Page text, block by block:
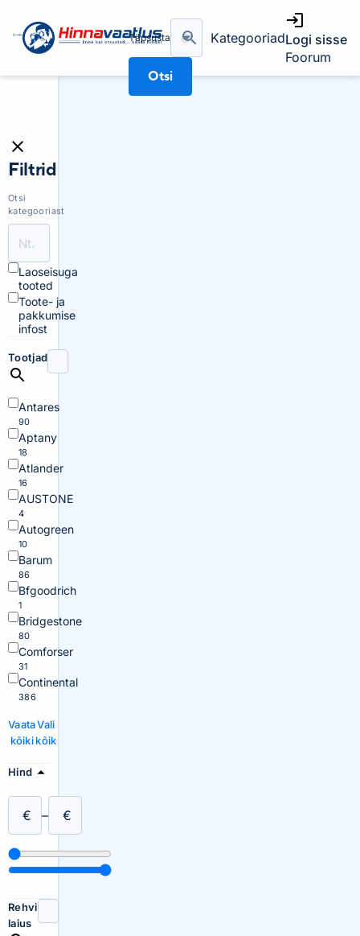
Täpsusta
Otsi
KategooriadLogi sisse
Foorum
Filtrid
Otsi
kategooriast
Laoseisuga
tooted
Toote- ja
pakkumise
infost
Tootjad
Antares
90
Aptany
18
Atlander
16
AUSTONE
4
Autogreen
10
Barum
86
Bfgoodrich
1
Bridgestone
80
Comforser
31
Continental
386
Vaata
kõiki
Vali
kõik
Hind
€ – €
Rehvi
laius